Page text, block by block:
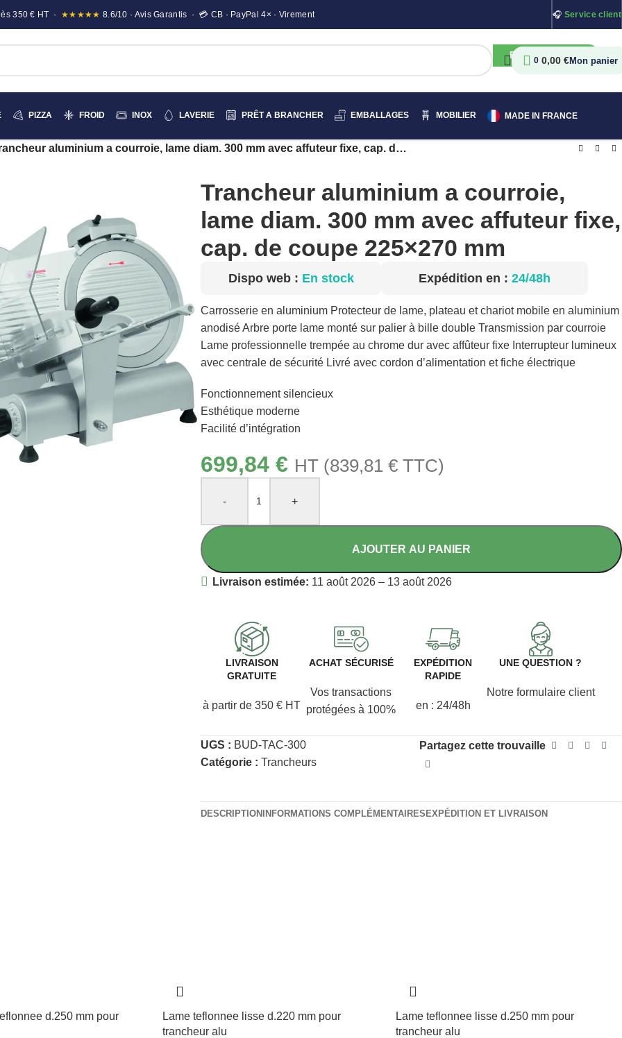
350 € HT · ★★★★★ 8.6/10 · Avis Garantis · 💳 CB · PayPal 4× · Virement 🎧 Service client
RECHERCHER
0 0,00 €
PIZZA FROID INOX LAVERIE PRÊT A BRANCHER EMBALLAGES MOBILIER MADE IN FRANCE
Trancheur aluminium a courroie, lame diam. 300 mm avec affuteur fixe, cap. de coupe 225×270 mm
pour agrandir
Trancheur aluminium a courroie,
lame diam. 300 mm avec affuteur fixe,
cap. de coupe 225×270 mm
Dispo web : En stock Expédition en :24/48h
Carrosserie en aluminium Protecteur de lame, plateau et chariot mobile en aluminium
anodisé Arbre porte lame monté sur palier à bille double Transmission par courroie
Lame professionnelle trempée au chrome dur avec affûteur fixe Interrupteur lumineux
avec centrale de sécurité Livré avec cordon d’alimentation et fiche électrique
Fonctionnement silencieux
Esthétique moderne
Facilité d’intégration
699,84€ HT (839,81€ TTC)
- +
AJOUTER AU PANIER
Livraison estimée: 11 août 2026 – 13 août 2026
LIVRAISON
GRATUITE
à partir de 350 € HT
ACHAT SÉCURISÉ
Vos transactions
protégées à 100%
EXPÉDITION
RAPIDE
en : 24/48h
UNE QUESTION ?
Notre formulaire client
UGS : BUD-TAC-300
Catégorie : Trancheurs
Partagez cette trouvaille
DESCRIPTIONINFORMATIONS COMPLÉMENTAIRESEXPÉDITION ET LIVRAISON
d.250 mm pour
Lame teflonnee lisse d.220 mm pour
trancheur alu
Lame teflonnee lisse d.250 mm pour
trancheur alu